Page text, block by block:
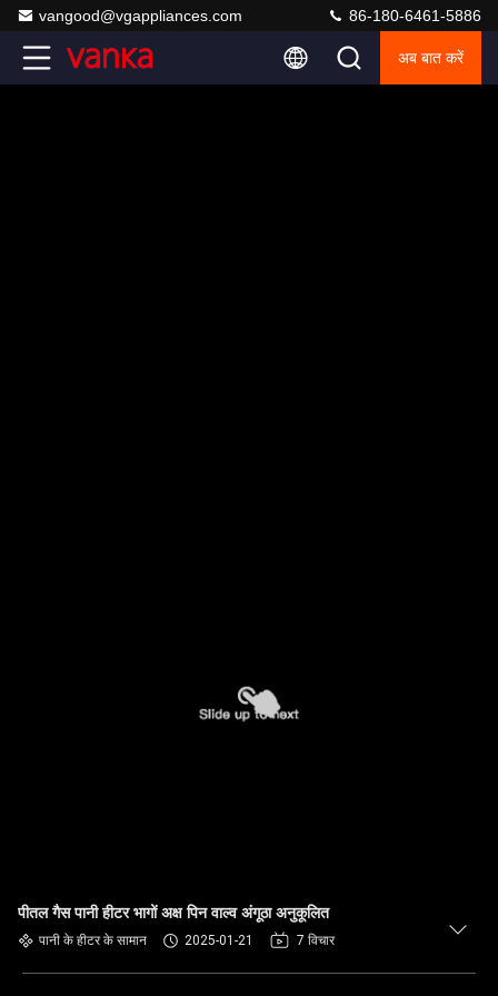
vangood@vgappliances.com 86-180-6461-5886
अब बात करें
पीतल गैस पानी हीटर भागों अक्ष पिन वाल्व अंगूठा अनुकूलित
पानी के हीटर के सामान 2025-01-21 7 विचार